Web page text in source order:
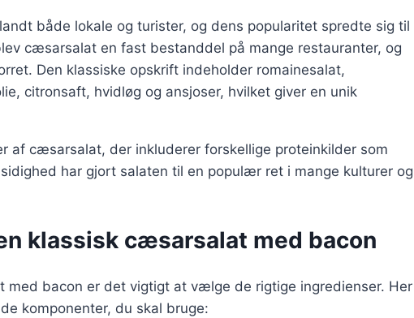
både lokale og turister, og dens popularitet spredte sig til
cæsarsalat en fast bestanddel på mange restauranter, og
Den klassiske opskrift indeholder romainesalat,
citronsaft, hvidløg og ansjoser, hvilket giver en unik
af cæsarsalat, der inkluderer forskellige proteinkilder som
har gjort salaten til en populær ret i mange kulturer og
klassisk cæsarsalat med bacon
bacon er det vigtigt at vælge de rigtige ingredienser. Her
komponenter, du skal bruge: